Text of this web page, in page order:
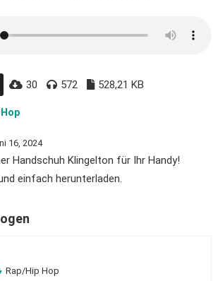
30 572 528,21 KB
16, 2024
Handschuh Klingelton für Ihr Handy!
einfach herunterladen.
Rap/Hip Hop